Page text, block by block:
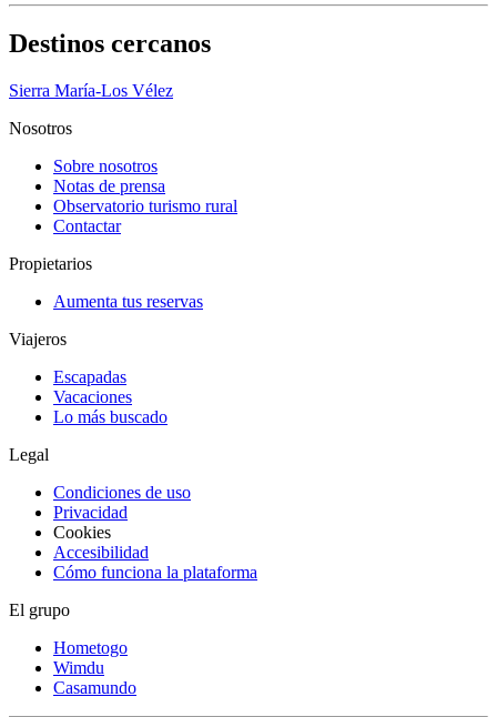
Destinos cercanos
Sierra María-Los Vélez
Nosotros
Sobre nosotros
Notas de prensa
Observatorio turismo rural
Contactar
Propietarios
Aumenta tus reservas
Viajeros
Escapadas
Vacaciones
Lo más buscado
Legal
Condiciones de uso
Privacidad
Cookies
Accesibilidad
Cómo funciona la plataforma
El grupo
Hometogo
Wimdu
Casamundo